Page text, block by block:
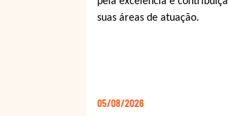
suas áreas de atuação.
05/08/2026